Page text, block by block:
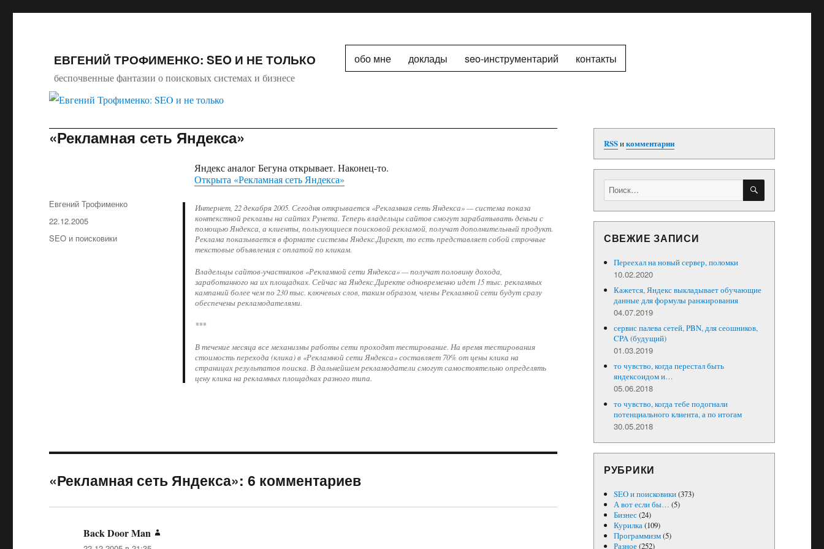
ЕВГЕНИЙ ТРОФИМЕНКО: SEO И НЕ ТОЛЬКО
беспочвенные фантазии о поисковых системах и бизнесе
обо мне доклады seo-инструментарий контакты
«Рекламная сеть Яндекса»
Яндекс аналог Бегуна открывает. Наконец-то.
Открыта «Рекламная сеть Яндекса»
Интернет, 22 декабря 2005. Сегодня открывается «Рекламная сеть Яндекса» — система показа
контекстной рекламы на сайтах Рунета. Теперь владельцы сайтов смогут зарабатывать деньги с
помощью Яндекса, а клиенты, пользующиеся поисковой рекламой, получат дополнительный продукт.
Реклама показывается в формате системы Яндекс.Директ, то есть представляет собой строчные
текстовые объявления с оплатой по кликам.
Владельцы сайтов-участников «Рекламной сети Яндекса» — получат половину дохода,
заработанного на их площадках. Сейчас на Яндекс.Директе одновременно идет 15 тыс. рекламных
кампаний более чем по 230 тыс. ключевых слов, таким образом, члены Рекламной сети будут сразу
обеспечены рекламодателями.
***
В течение месяца все механизмы работы сети проходят тестирование. На время тестирования
стоимость перехода (клика) в «Рекламной сети Яндекса» составляет 70% от цены клика на
страницах результатов поиска. В дальнейшем рекламодатели смогут самостоятельно определять
цену клика на рекламных площадках разного типа.
Автор
Евгений Трофименко
Опубликовано
22.12.2005
Рубрики
SEO и поисковики
«Рекламная сеть Яндекса»: 6 комментариев
Back Door Man
RSSикомментарии
Искать: ПОИСК
СВЕЖИЕ ЗАПИСИ
Переехал на новый сервер, поломки
10.02.2020
Кажется, Яндекс выкладывает обучающие
данные для формулы ранжирования
04.07.2019
сервис палева сетей, PBN, для сеошников,
CPA (будущий)
01.03.2019
то чувство, когда перестал быть
яндексоидом и…
05.06.2018
то чувство, когда тебе подогнали
потенциального клиента, а по итогам
30.05.2018
РУБРИКИ
SEO и поисковики(373)
А вот если бы… (5)
Бизнес(24)
Курилка(109)
Программизм(5)
Разное(252)